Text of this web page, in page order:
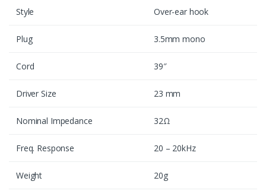
Style Over-ear hook
Plug 3.5mm mono
Cord 39″
Driver Size 23 mm
Nominal Impedance 32Ω
Freq. Response 20 – 20kHz
Weight 20g